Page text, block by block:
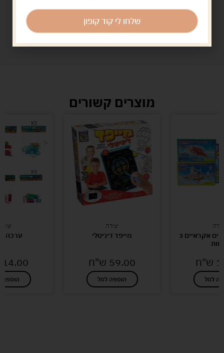
מוצרים קשורים
פזל בלזה דגמים אקראיים 3
ש"ח
לסל
יצירה
מייפד דיגיטלי
59.00 ש"ח
הוספה לסל
ערכה
14.00
הוספה
שלחו לי קוד קופון